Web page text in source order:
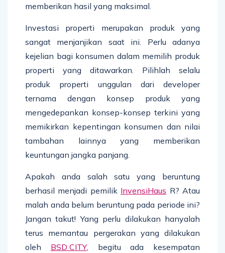
memberikan hasil yang maksimal.
Investasi properti merupakan produk yang
sangat menjanjikan saat ini. Perlu adanya
kejelian bagi konsumen dalam memilih produk
properti yang ditawarkan. Pilihlah selalu
produk properti unggulan dari developer
ternama dengan konsep produk yang
mengedepankan konsep-konsep terkini yang
memikirkan kepentingan konsumen dan nilai
tambahan lainnya yang memberikan
keuntungan jangka panjang.
Apakah anda salah satu yang beruntung
berhasil menjadi pemilik InvensiHaus R? Atau
malah anda belum beruntung pada periode ini?
Jangan takut! Yang perlu dilakukan hanyalah
terus memantau pergerakan yang dilakukan
oleh BSD CITY, begitu ada kesempatan